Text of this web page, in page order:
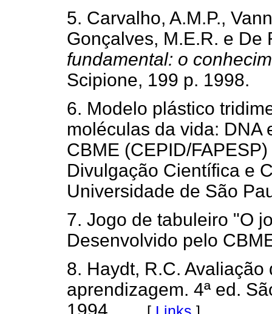
5. Carvalho, A.M.P.,
Gonçalves, M.E.R. e De
fundamental: o
Scipione, 199 p. 1998.
6. Modelo plástico
moléculas da vida: DNA
CBME (CEPID/
Divulgação Científica e
Universidade de São
7. Jogo de tabuleiro "O
Desenvolvido pelo
8. Haydt, R.C.
aprendizagem. 4ª ed.